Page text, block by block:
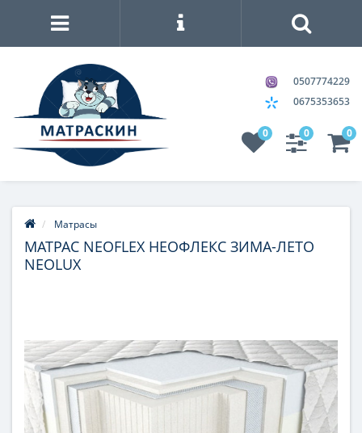
0507774229
0675353653
0 0 0
Матрасы
МАТРАС NEOFLEX НЕОФЛЕКС ЗИМА-ЛЕТО
NEOLUX